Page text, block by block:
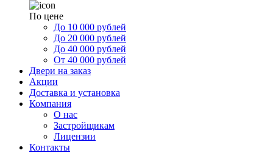
По цене
До 10 000 рублей
До 20 000 рублей
До 40 000 рублей
От 40 000 рублей
Двери на заказ
Акции
Доставка и установка
Компания
О нас
Застройщикам
Лицензии
Контакты